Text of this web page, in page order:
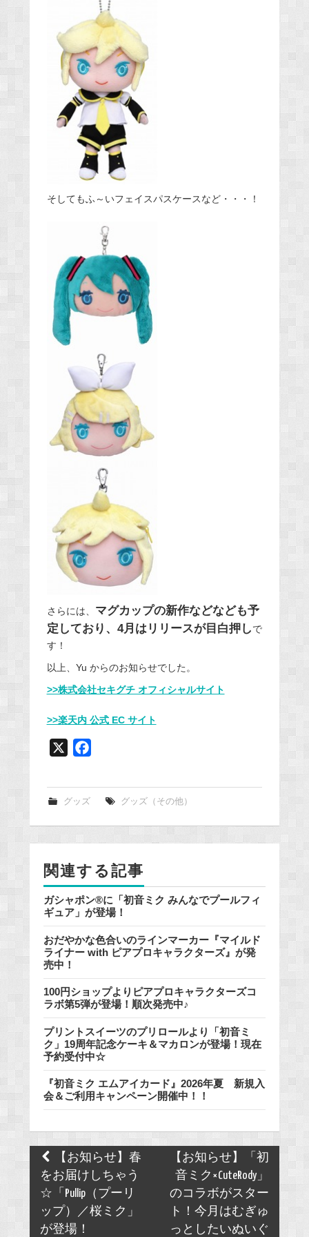
そしてもふ～いフェイスパスケースなど・・・！
さらには、 マグカップの新作などなども予
定しており、4月はリリースが目白押しで
す！
以上、Yu からのお知らせでした。
>>株式会社セキグチ オフィシャルサイト
>>楽天内 公式 EC サイト
k
グッズ グッズ（その他）
関連する記事
ガシャポン®に「初音ミク みんなでプールフィ
ギュア」が登場！
おだやかな色合いのラインマーカー『マイルド
ライナー with ピアプロキャラクターズ』が発
売中！
100円ショップよりピアプロキャラクターズコ
ラボ第5弾が登場！順次発売中♪
プリントスイーツのプリロールより「初音ミ
ク」19周年記念ケーキ＆マカロンが登場！現在
予約受付中☆
『初音ミク エムアイカード』2026年夏 新規入
会＆ご利用キャンペーン開催中！！
Post
navigation
【お知らせ】春
をお届けしちゃう
☆「Pullip（プーリ
ップ）／桜ミク」
が登場！
【お知らせ】「初
音ミク×CuteRody」
のコラボがスター
ト！今月はむぎゅ
っとしたいぬいぐ